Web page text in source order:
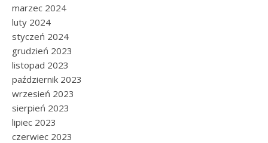
marzec 2024
luty 2024
styczeń 2024
grudzień 2023
listopad 2023
październik 2023
wrzesień 2023
sierpień 2023
lipiec 2023
czerwiec 2023